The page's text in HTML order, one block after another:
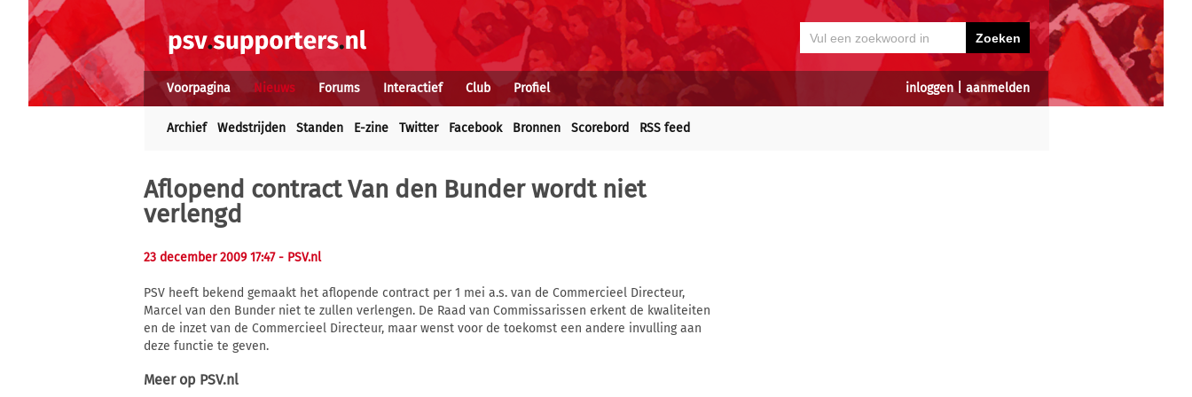
inloggen| aanmelden
Voorpagina Nieuws Forums Interactief Club Profiel
Archief Wedstrijden Standen E-zine Twitter Facebook Bronnen Scorebord RSS feed
Aflopend contract Van den Bunder wordt niet
verlengd
23 december 2009 17:47- PSV.nl
PSV heeft bekend gemaakt het aflopende contract per 1 mei a.s. van de Commercieel Directeur,
Marcel van den Bunder niet te zullen verlengen. De Raad van Commissarissen erkent de kwaliteiten
en de inzet van de Commercieel Directeur, maar wenst voor de toekomst een andere invulling aan
deze functie te geven.
Meer op PSV.nl